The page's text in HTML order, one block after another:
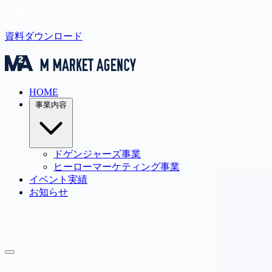
資料ダウンロード
HOME
事業内容
ドゲンジャーズ事業
ヒーローマーケティング事業
イベント実績
お知らせ